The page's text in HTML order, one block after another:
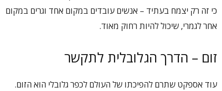
כי זה רק יצמח בעתיד – אנשים עובדים במקום אחד וגרים במקום
אחר לגמרי, שיכול להיות רחוק מאוד.
זום – הדרך הגלובלית לתקשר
עוד אספקט שתרם להפיכתו של העולם לכפר גלובלי הוא הזום.